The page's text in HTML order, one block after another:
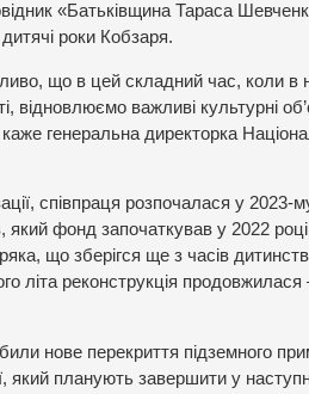
«Батьківщина Тараса
роки Кобзаря.
що в цей складний час, коли в
відновлюємо важливі культурні
генеральна директорка
співпраця розпочалася у 2023-
який фонд започаткував у 2022
що зберігся ще з часів
літа реконструкція
нове перекриття підземного
який планують завершити у